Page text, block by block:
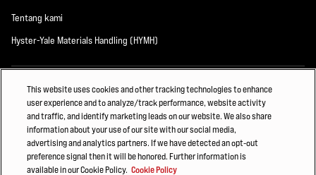
Tentang kami
Hyster-Yale Materials Handling (HYMH)
KARIER
Karier
© 2026 Hyster-Yale Materials Handling, Inc. semua hak cipta dilindungi
This website uses cookies and other tracking technologies to enhance
user experience and to analyze/track performance, website activity
and traffic, and identify marketing leads on our website. We also share
information about your use of our site with our social media,
advertising and analytics partners. If we have detected an opt-out
preference signal then it will be honored. Further information is
available in our Cookie Policy. Cookie Policy